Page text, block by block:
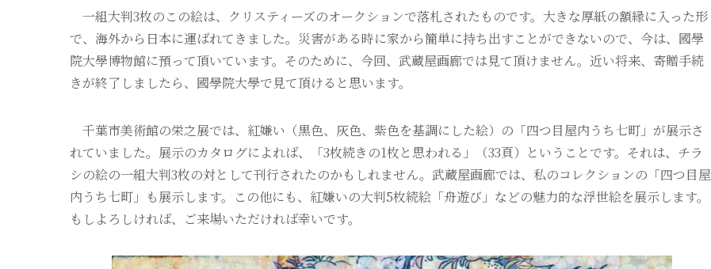
一組大判3枚のこの絵は、クリスティーズのオークションで落札されたものです。大きな厚紙の額縁に入った形
で、海外から日本に運ばれてきました。災害がある時に家から簡単に持ち出すことができないので、今は、國學
院大學博物館に預って頂いています。そのために、今回、武蔵屋画廊では見て頂けません。近い将来、寄贈手続
きが終了しましたら、國學院大學で見て頂けると思います。
千葉市美術館の栄之展では、紅嫌い（黒色、灰色、紫色を基調にした絵）の「四つ目屋内うち七町」が展示さ
れていました。展示のカタログによれば、「3枚続きの1枚と思われる」（33頁）ということです。それは、チラ
シの絵の一組大判3枚の対として刊行されたのかもしれません。武蔵屋画廊では、私のコレクションの「四つ目屋
内うち七町」も展示します。この他にも、紅嫌いの大判5枚続絵「舟遊び」などの魅力的な浮世絵を展示します。
もしよろしければ、ご来場いただければ幸いです。